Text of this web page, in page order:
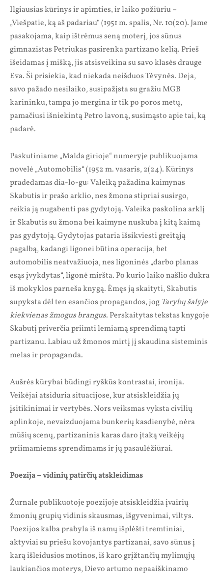
Ilgiausias kūrinys ir apimties, ir laiko požiūriu –
„Viešpatie, ką aš padariau“ (1951 m. spalis, Nr. 10(20). Jame
pasakojama, kaip ištrėmus seną moterį, jos sūnus
gimnazistas Petriukas pasirenka partizano kelią. Prieš
išeidamas į mišką, jis atsisveikina su savo klasės drauge
Eva. Ši prisiekia, kad niekada neišduos Tėvynės. Deja,
savo pažado nesilaiko, susipažįsta su gražiu MGB
karininku, tampa jo mergina ir tik po poros metų,
pamačiusi išniekintą Petro lavoną, susimąsto apie tai, ką
padarė.
Paskutiniame „Malda girioje“ numeryje publikuojama
novelė „Automobilis“ (1952 m. vasaris, 2(24). Kūrinys
pradedamas dia-lo-gu: Valeiką pažadina kaimynas
Skabutis ir prašo arklio, nes žmona stipriai susirgo,
reikia ją nugabenti pas gydytoją. Valeika paskolina arklį
ir Skabutis su žmona bei kaimyne nuskuba į kitą kaimą
pas gydytoją. Gydytojas pataria išsikviesti greitąją
pagalbą, kadangi ligonei būtina operacija, bet
automobilis neatvažiuoja, nes ligoninės „darbo planas
esąs įvykdytas“, ligonė miršta. Po kurio laiko našlio dukra
iš mokyklos parneša knygą. Ėmęs ją skaityti, Skabutis
supyksta dėl ten esančios propagandos, jog Tarybų šalyje
kiekvienas žmogus brangus. Perskaitytas tekstas knygoje
Skabutį priverčia priimti lemiamą sprendimą tapti
partizanu. Labiau už žmonos mirtį jį skaudina sisteminis
melas ir propaganda.
Aušrės kūrybai būdingi ryškūs kontrastai, ironija.
Veikėjai atsiduria situacijose, kur atsiskleidžia jų
įsitikinimai ir vertybės. Nors veiksmas vyksta civilių
aplinkoje, nevaizduojama bunkerių kasdienybė, nėra
mūšių scenų, partizaninis karas daro įtaką veikėjų
priimamiems sprendimams ir jų pasaulėžiūrai.
Poezija – vidinių patirčių atskleidimas
Žurnale publikuotoje poezijoje atsiskleidžia įvairių
žmonių grupių vidinis skausmas, išgyvenimai, viltys.
Poezijos kalba prabyla iš namų išplėšti tremtiniai,
aktyviai su priešu kovojantys partizanai, savo sūnus į
karą išleidusios motinos, iš karo grįžtančių mylimųjų
laukiančios moterys, Dievo artumo nepaaiškinamo